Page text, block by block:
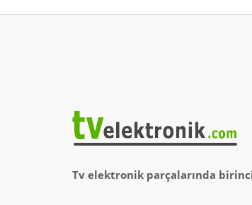
Tv elektronik parçalarında